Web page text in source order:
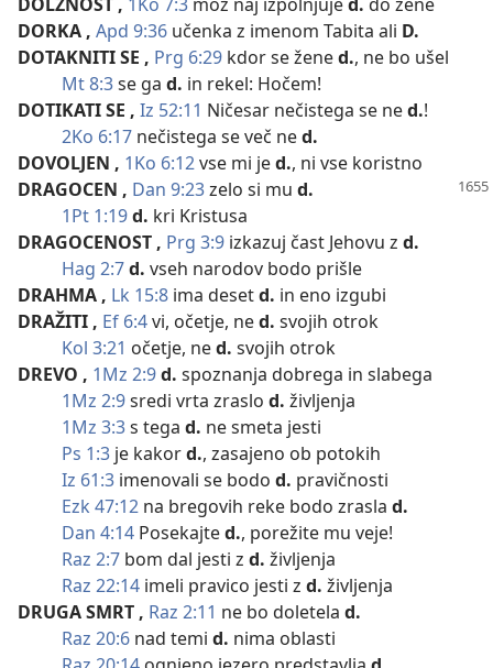
DORKA , Apd 9:36 učenka z imenom Tabita ali D.
DOTAKNITI SE , Prg 6:29 kdor se žened., ne bo ušel
Mt 8:3se ga d. in rekel: Hočem!
DOTIKATI SE , Iz 52:11 Ničesar nečistega se ned.!
2Ko 6:17 nečistega se več ned.
DOVOLJEN , 1Ko 6:12vse mi jed., ni vse koristno
DRAGOCEN , Dan 9:23zelo si mu d.
1Pt 1:19d. kri Kristusa
DRAGOCENOST , Prg 3:9 izkazuj čast Jehovu z d.
Hag 2:7d. vseh narodov bodo prišle
DRAHMA , Lk 15:8 ima desetd. in eno izgubi
DRAŽITI , Ef 6:4vi, očetje, ned. svojih otrok
Kol 3:21 očetje, ned. svojih otrok
DREVO , 1Mz 2:9d. spoznanja dobrega in slabega
1Mz 2:9sredi vrta zraslo d. življenja
1Mz 3:3s tega d. ne smeta jesti
Ps 1:3 je kakord., zasajeno ob potokih
Iz 61:3 imenovali se bodo d. pravičnosti
Ezk 47:12 na bregovih reke bodo zrasla d.
Dan 4:14 Posekajted., porežite mu veje!
Raz 2:7 bom dal jesti z d. življenja
Raz 22:14 imeli pravico jesti z d. življenja
DRUGA SMRT , Raz 2:11 ne bo doletela d.
Raz 20:6 nad temi d. nima oblasti